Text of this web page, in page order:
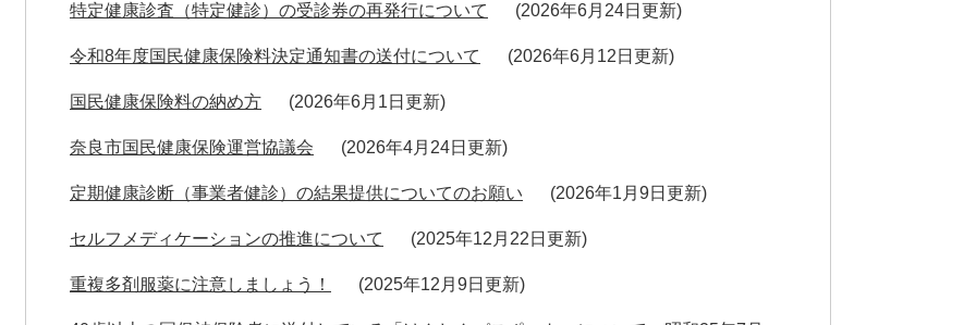
特定健康診査（特定健診）の受診券の再発行について 2026年6月24日更新
令和8年度国民健康保険料決定通知書の送付について 2026年6月12日更新
国民健康保険料の納め方 2026年6月1日更新
奈良市国民健康保険運営協議会 2026年4月24日更新
定期健康診断（事業者健診）の結果提供についてのお願い 2026年1月9日更新
セルフメディケーションの推進について 2025年12月22日更新
重複多剤服薬に注意しましょう！ 2025年12月9日更新